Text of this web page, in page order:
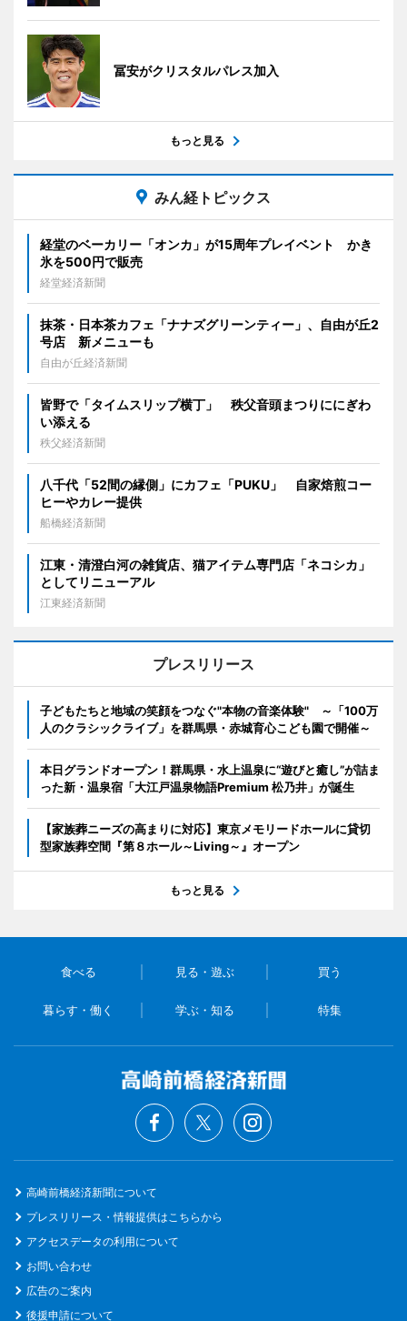
冨安がクリスタルパレス加入
もっと見る
みん経トピックス
経堂のベーカリー「オンカ」が15周年プレイベント かき
氷を500円で販売
経堂経済新聞
抹茶・日本茶カフェ「ナナズグリーンティー」、自由が丘2
号店 新メニューも
自由が丘経済新聞
皆野で「タイムスリップ横丁」 秩父音頭まつりににぎわ
い添える
秩父経済新聞
八千代「52間の縁側」にカフェ「PUKU」 自家焙煎コー
ヒーやカレー提供
船橋経済新聞
江東・清澄白河の雑貨店、猫アイテム専門店「ネコシカ」
としてリニューアル
江東経済新聞
プレスリリース
子どもたちと地域の笑顔をつなぐ"本物の音楽体験" ～「100万
人のクラシックライブ」を群馬県・赤城育心こども園で開催～
本日グランドオープン！群馬県・水上温泉に“遊びと癒し”が詰ま
った新・温泉宿「大江戸温泉物語Premium 松乃井」が誕生
【家族葬ニーズの高まりに対応】東京メモリードホールに貸切
型家族葬空間『第８ホール～Living～』オープン
もっと見る
食べる 見る・遊ぶ 買う
暮らす・働く 学ぶ・知る 特集
高崎前橋経済新聞について
プレスリリース・情報提供はこちらから
アクセスデータの利用について
お問い合わせ
広告のご案内
後援申請について